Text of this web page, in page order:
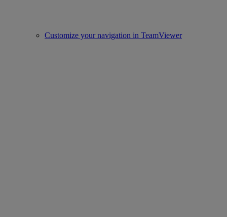
Customize your navigation in TeamViewer